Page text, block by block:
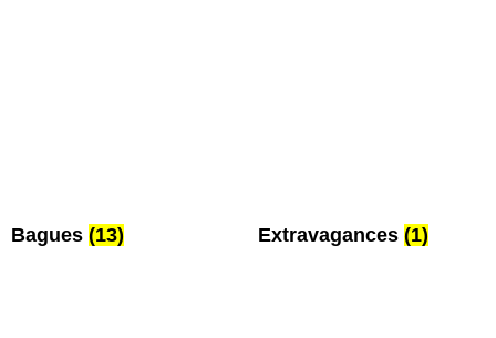
Bagues (13) Extravagances (1)